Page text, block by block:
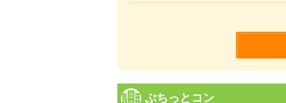
ぷちっとコン